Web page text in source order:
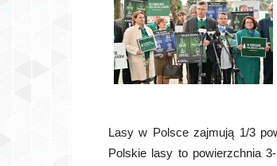
Lasy w Polsce zajmują 1/3
Polskie lasy to powierzchnia